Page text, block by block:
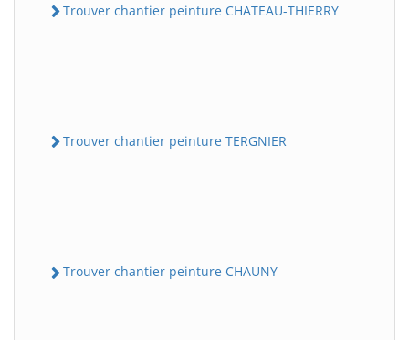
Trouver chantier peinture CHATEAU-THIERRY
Trouver chantier peinture TERGNIER
Trouver chantier peinture CHAUNY